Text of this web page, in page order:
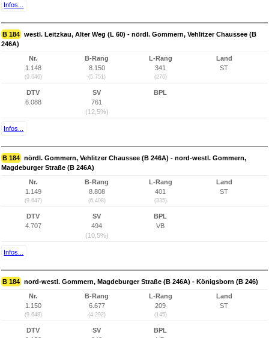
Infos...
B 184 westl. Leitzkau, Alter Weg (L 60) - nördl. Gommern, Vehlitzer Chaussee (B
246A)
Nr.
1.148
(9.646)
B-Rang
8.150
(5.751)
L-Rang
341
(276)
Land
ST
DTV
6.088
SV
761
(12,5%)
BPL
Infos...
B 184 nördl. Gommern, Vehlitzer Chaussee (B 246A) - nord-westl. Gommern,
Magdeburger Straße (B 246A)
Nr.
1.149
(9.647)
B-Rang
8.808
(6.408)
L-Rang
401
(335)
Land
ST
DTV
4.707
SV
494
(10,5%)
BPL
VB
Infos...
B 184 nord-westl. Gommern, Magdeburger Straße (B 246A) - Königsborn (B 246)
Nr.
1.150
(9.648)
B-Rang
6.677
(4.292)
L-Rang
209
(145)
Land
ST
DTV
SV
BPL